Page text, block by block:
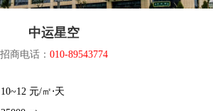
中运星空
招商电话： 010-89543774
10~12 元/㎡⋅天